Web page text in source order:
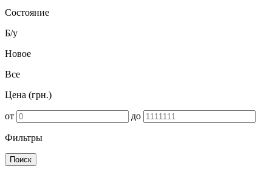
Состояние
Б/у
Новое
Все
Цена (грн.)
от до
Фильтры
Поиск